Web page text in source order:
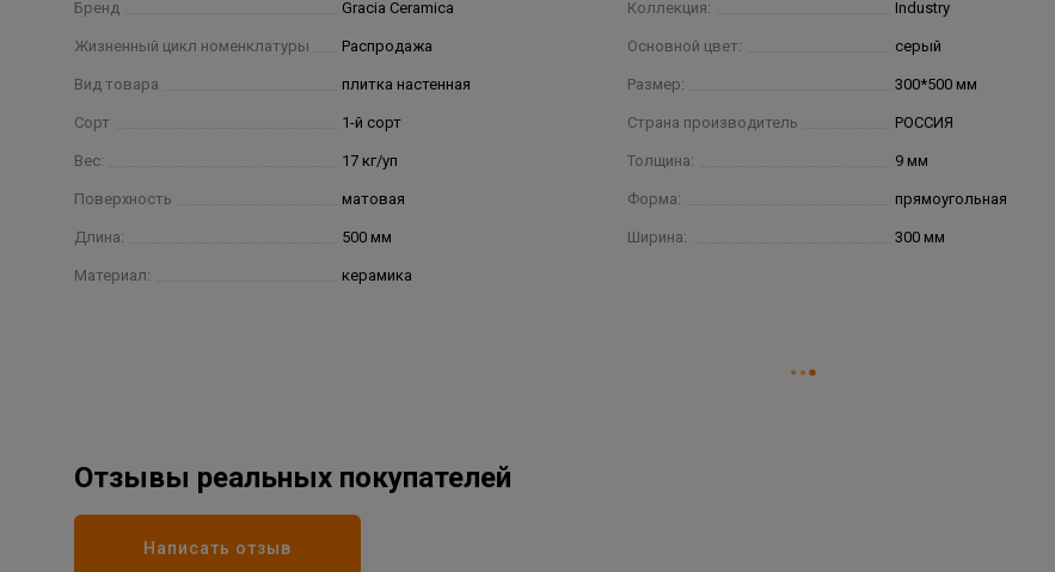
Бренд Gracia Ceramica
Жизненный цикл номенклатуры Распродажа
Вид товара плитка настенная
Сорт 1-й сорт
Вес: 17 кг/уп
Поверхность матовая
Длина: 500 мм
Материал: керамика
Коллекция: Industry
Основной цвет: серый
Размер: 300*500 мм
Страна производитель РОССИЯ
Толщина: 9 мм
Форма: прямоугольная
Ширина: 300 мм
Отзывы реальных покупателей
Написать отзыв